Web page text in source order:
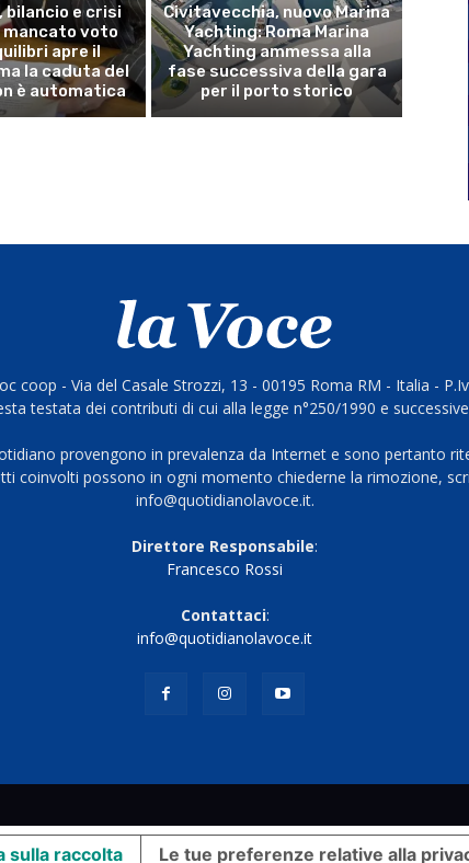
e crisi
voto
apre il
la caduta del
è automatica
Civitavecchia, nuovo Marina
Yachting: Roma Marina
Yachting ammessa alla
fase successiva della gara
per il porto storico
coop - Via del Casale Strozzi, 13 - 00195 Roma RM - Italia -
testata dei contributi di cui alla legge n°250/1990 e
provengono in prevalenza da Internet e sono pertanto
coinvolti possono in ogni momento chiederne la rimozione,
info@quotidianolavoce.it.
Direttore Responsabile:
Francesco Rossi
Contattaci:
info@quotidianolavoce.it
sulla raccolta Le tue preferenze relative alla